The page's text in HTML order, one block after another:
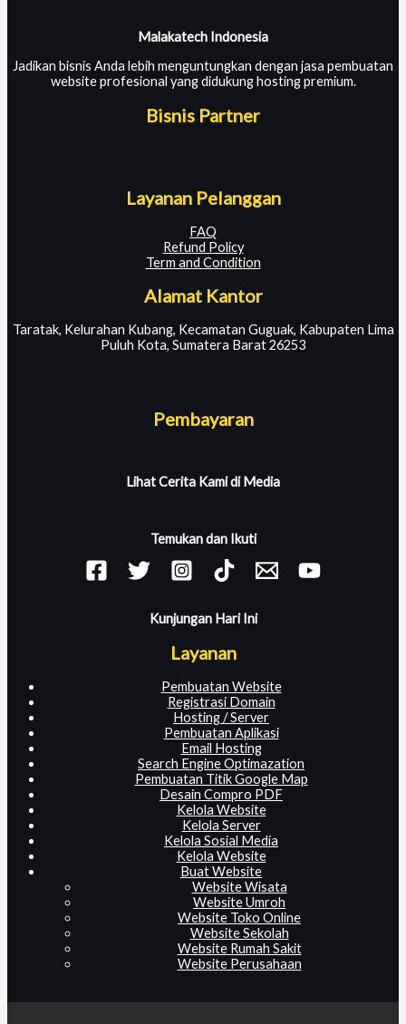
Malakatech Indonesia
Jadikan bisnis Anda lebih menguntungkan dengan jasa pembuatan
website profesional yang didukung hosting premium.
Bisnis Partner
Layanan Pelanggan
FAQ
Refund Policy
Term and Condition
Alamat Kantor
Taratak, Kelurahan Kubang, Kecamatan Guguak, Kabupaten Lima
Puluh Kota, Sumatera Barat 26253
Pembayaran
Lihat Cerita Kami di Media
Temukan dan Ikuti
Kunjungan Hari Ini
Layanan
Pembuatan Website
Registrasi Domain
Hosting / Server
Pembuatan Aplikasi
Email Hosting
Search Engine Optimazation
Pembuatan Titik Google Map
Desain Compro PDF
Kelola Website
Kelola Server
Kelola Sosial Media
Kelola Website
Buat Website
Website Wisata
Website Umroh
Website Toko Online
Website Sekolah
Website Rumah Sakit
Website Perusahaan